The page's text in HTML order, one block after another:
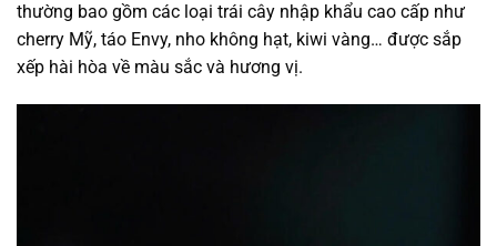
thường bao gồm các loại trái cây nhập khẩu cao cấp như
cherry Mỹ, táo Envy, nho không hạt, kiwi vàng… được sắp
xếp hài hòa về màu sắc và hương vị.